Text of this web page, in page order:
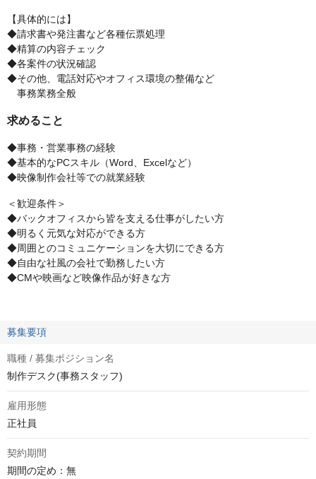
【具体的には】
◆請求書や発注書など各種伝票処理
◆精算の内容チェック
◆各案件の状況確認
◆その他、電話対応やオフィス環境の整備など
事務業務全般
求めること
◆事務・営業事務の経験
◆基本的なPCスキル（Word、Excelなど）
◆映像制作会社等での就業経験
＜歓迎条件＞
◆バックオフィスから皆を支える仕事がしたい方
◆明るく元気な対応ができる方
◆周囲とのコミュニケーションを大切にできる方
◆自由な社風の会社で勤務したい方
◆CMや映画など映像作品が好きな方
募集要項
職種 / 募集ポジション名
制作デスク(事務スタッフ)
雇用形態
正社員
契約期間
期間の定め：無